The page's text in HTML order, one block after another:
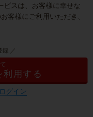
ビスは、お客様に幸せな
客様にご利用いただき、
録 ／
用する
ログイン